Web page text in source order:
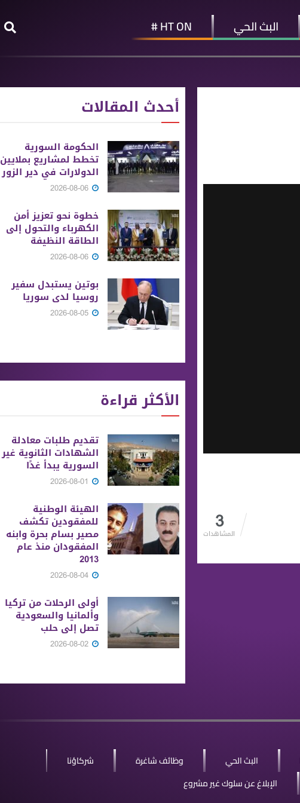
البث الحي HT ON #
3
المشاهدات
أحدث المقالات
الحكومة السورية
تخطط لمشاريع بملايين
الدولارات في دير الزور
خطوة نحو تعزيز أمن
الكهرباء والتحول إلى
الطاقة النظيفة
بوتين يستبدل سفير
روسيا لدى سوريا
الأكثر قراءة
تقديم طلبات معادلة
الشهادات الثانوية ‏غير
السورية يبدأ غدًا
الهيئة الوطنية
للمفقودين تكشف
مصير بسام بحرة وابنه
المفقودان منذ عام
2013
أولى الرحلات من ‏تركيا
وألمانيا والسعودية
تصل إلى حلب
البث الحي وظائف شاغرة
شركاؤنا
الإبلاغ عن سلوك غير مشروع